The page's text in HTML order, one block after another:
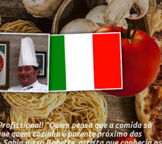
“Quem pensa que a comida só
quem cozinha é parente próximo das